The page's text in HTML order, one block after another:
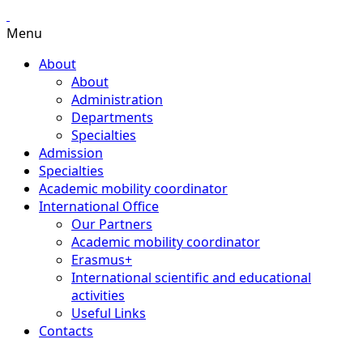
Menu
About
About
Administration
Departments
Specialties
Admission
Specialties
Academic mobility coordinator
International Office
Our Partners
Academic mobility coordinator
Erasmus+
International scientific and educational
activities
Useful Links
Contacts